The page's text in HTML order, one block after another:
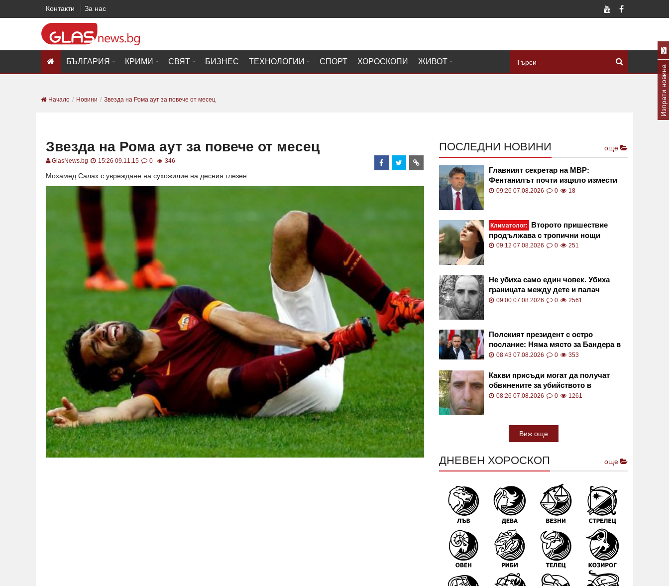
Контакти За нас
БЪЛГАРИЯ КРИМИ СВЯТ БИЗНЕС ТЕХНОЛОГИИ СПОРТ ХОРОСКОПИ ЖИВОТ
Начало Новини Звезда на Рома аут за повече от месец
Звезда на Рома аут за повече от месец
GlasNews.bg 15:26 09.11.15 0 346
Мохамед Салах с увреждане на сухожилие на десния глезен
ПОСЛЕДНИ НОВИНИ още
Главният секретар на МВР:
Фентанилът почти изцяло измести
хероина в България
09:26 07.08.2026 0 18
Климатолог:
Второто пришествие
продължава с тропични нощи
непрекъснато
09:12 07.08.2026 0 251
Не убиха само един човек. Убиха
границата между дете и палач
09:00 07.08.2026 0 2561
Полският президент с остро
послание: Няма място за Бандера в
Полша
08:43 07.08.2026 0 353
Какви присъди могат да получат
обвинените за убийството в
Пловдив?
08:26 07.08.2026 0 1261
Виж още
ДНЕВЕН ХОРОСКОП още
Изпрати новина